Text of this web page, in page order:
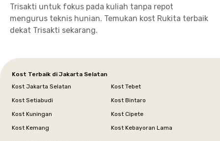
Trisakti untuk fokus pada kuliah tanpa repot
mengurus teknis hunian. Temukan kost Rukita terbaik
dekat Trisakti sekarang.
Kost Terbaik di Jakarta Selatan
Kost Jakarta Selatan
Kost Tebet
Kost Setiabudi
Kost Bintaro
Kost Kuningan
Kost Cipete
Kost Kemang
Kost Kebayoran Lama